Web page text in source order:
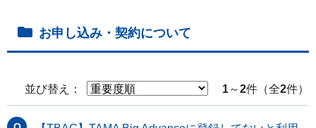
お申し込み・契約について
並び替え： 1～2件（全2件）